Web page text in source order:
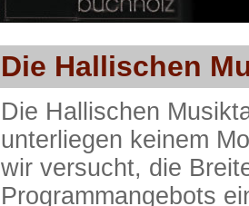
Die Hallischen
Die Hallischen
unterliegen keinem
wir versucht, die
Programmangebots